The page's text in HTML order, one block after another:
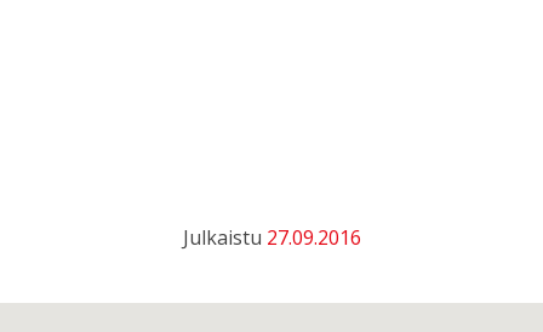
Julkaistu 27.09.2016